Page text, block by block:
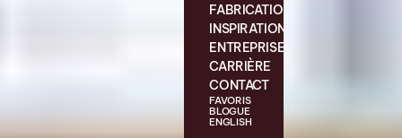
FABRICATION
INSPIRATIONS
ENTREPRISE
CARRIÈRE
CONTACT
FAVORIS
BLOGUE
ENGLISH